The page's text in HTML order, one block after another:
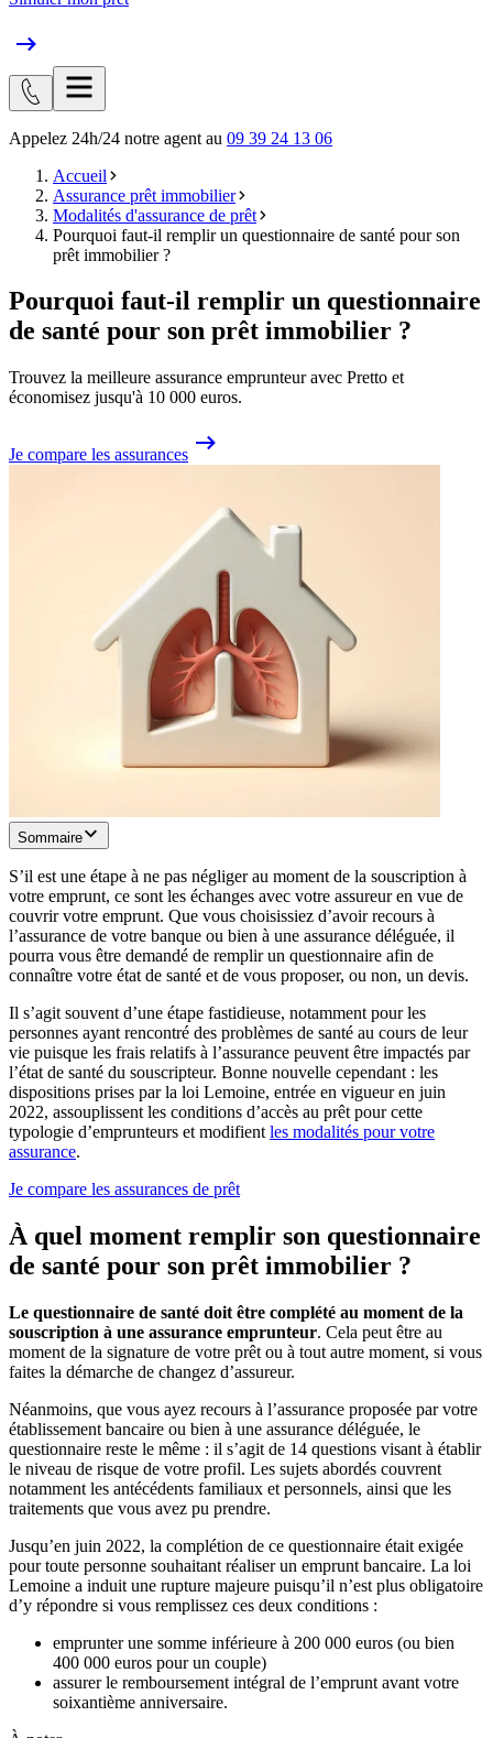
Appelez 24h/24 notre agent au 09 39 24 13 06
Accueil
Assurance prêt immobilier
Modalités d'assurance de prêt
Pourquoi faut-il remplir un questionnaire de santé pour son
prêt immobilier ?
Pourquoi faut-il remplir un questionnaire
de santé pour son prêt immobilier ?
Trouvez la meilleure assurance emprunteur avec Pretto et
économisez jusqu'à 10 000 euros.
Je compare les assurances
Sommaire
S’il est une étape à ne pas négliger au moment de la souscription à
votre emprunt, ce sont les échanges avec votre assureur en vue de
couvrir votre emprunt. Que vous choisissiez d’avoir recours à
l’assurance de votre banque ou bien à une assurance déléguée, il
pourra vous être demandé de remplir un questionnaire afin de
connaître votre état de santé et de vous proposer, ou non, un devis.
Il s’agit souvent d’une étape fastidieuse, notamment pour les
personnes ayant rencontré des problèmes de santé au cours de leur
vie puisque les frais relatifs à l’assurance peuvent être impactés par
l’état de santé du souscripteur. Bonne nouvelle cependant : les
dispositions prises par la loi Lemoine, entrée en vigueur en juin
2022, assouplissent les conditions d’accès au prêt pour cette
typologie d’emprunteurs et modifient les modalités pour votre
assurance.
Je compare les assurances de prêt
À quel moment remplir son questionnaire
de santé pour son prêt immobilier ?
Le questionnaire de santé doit être complété au moment de la
souscription à une assurance emprunteur. Cela peut être au
moment de la signature de votre prêt ou à tout autre moment, si vous
faites la démarche de changez d’assureur.
Néanmoins, que vous ayez recours à l’assurance proposée par votre
établissement bancaire ou bien à une assurance déléguée, le
questionnaire reste le même : il s’agit de 14 questions visant à établir
le niveau de risque de votre profil. Les sujets abordés couvrent
notamment les antécédents familiaux et personnels, ainsi que les
traitements que vous avez pu prendre.
Jusqu’en juin 2022, la complétion de ce questionnaire était exigée
pour toute personne souhaitant réaliser un emprunt bancaire. La loi
Lemoine a induit une rupture majeure puisqu’il n’est plus obligatoire
d’y répondre si vous remplissez ces deux conditions :
emprunter une somme inférieure à 200 000 euros (ou bien
400 000 euros pour un couple)
assurer le remboursement intégral de l’emprunt avant votre
soixantième anniversaire.